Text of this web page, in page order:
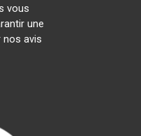
vous
une
avis